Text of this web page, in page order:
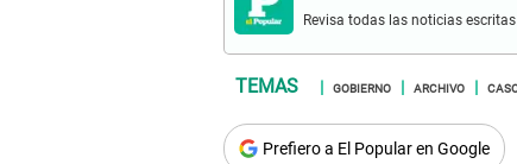
Revisa todas las noticias
GOBIERNO ARCHIVO
Prefiero a El Popular en Google